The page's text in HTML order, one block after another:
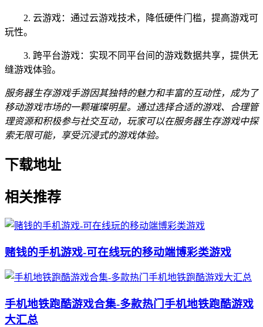
2. 云游戏：通过云游戏技术，降低硬件门槛，提高游戏可
玩性。
3. 跨平台游戏：实现不同平台间的游戏数据共享，提供无
缝游戏体验。
服务器生存游戏手游因其独特的魅力和丰富的互动性，成为了
移动游戏市场的一颗璀璨明星。通过选择合适的游戏、合理管
理资源和积极参与社交互动，玩家可以在服务器生存游戏中探
索无限可能，享受沉浸式的游戏体验。
下载地址
相关推荐
赌钱的手机游戏-可在线玩的移动端博彩类游戏
手机地铁跑酷游戏合集-多款热门手机地铁跑酷游戏
大汇总